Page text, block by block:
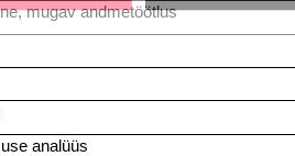
mugav andmetöötlus
analüüs